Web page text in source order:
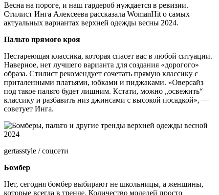
Весна на пороге, и наш гардероб нуждается в ревизии.
Стилист Инга Алексеева рассказала WomanНit о самых
актуальных вариантах верхней одежды весны 2024.
Пальто прямого кроя
Нестареющая классика, которая спасет вас в любой ситуации.
Наверное, нет лучшего варианта для создания «дорогого»
образа. Стилист рекомендует сочетать прямую классику с
приталенными платьями, юбками и пиджаками. «Оверсайз
под такое пальто будет лишним. Кстати, можно „освежить“
классику и разбавить низ джинсами с высокой посадкой», —
советует Инга.
gertasstyle / соцсети
Бомбер
Нет, сегодня бомбер выбирают не школьницы, а женщины,
которые всегда в тренде. Количество моделей просто